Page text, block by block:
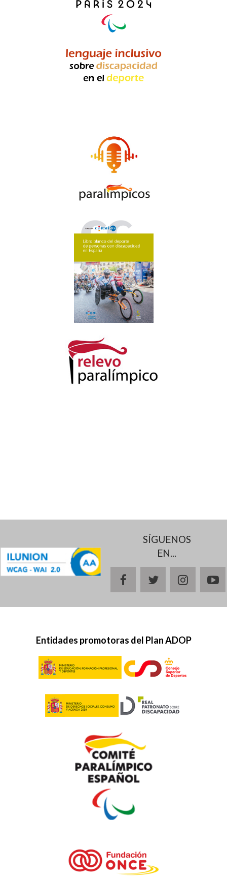
SÍGUENOS
EN...
facebooktwitter
Entidades promotoras del Plan ADOP